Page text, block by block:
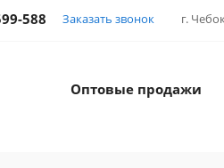
г.
588 Заказать звонок
Оптовые продажи